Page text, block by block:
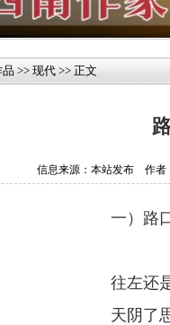
>> 现代 >> 正文
信息来源：本站发布 作者
一）路
往左还
天阴了